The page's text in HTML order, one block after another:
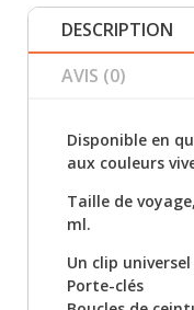
DESCRIPTION
AVIS (0)
Disponible en
aux couleurs
Taille de
ml.
Un clip
Porte-clés